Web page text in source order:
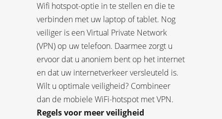
Wifi hotspot-optie in te stellen en die te
verbinden met uw laptop of tablet. Nog
veiliger is een Virtual Private Network
(VPN) op uw telefoon. Daarmee zorgt u
ervoor dat u anoniem bent op het internet
en dat uw internetverkeer versleuteld is.
Wilt u optimale veiligheid? Combineer
dan de mobiele WiFi-hotspot met VPN.
Regels voor meer veiligheid